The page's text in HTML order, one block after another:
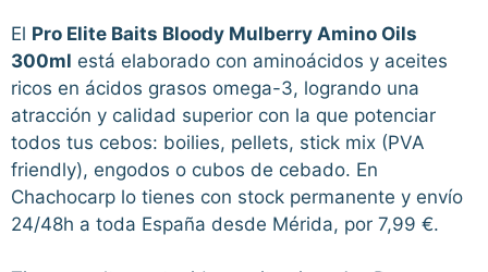
El Pro Elite Baits Bloody Mulberry Amino Oils
300ml está elaborado con aminoácidos y aceites
ricos en ácidos grasos omega-3, logrando una
atracción y calidad superior con la que potenciar
todos tus cebos: boilies, pellets, stick mix (PVA
friendly), engodos o cubos de cebado. En
Chachocarp lo tienes con stock permanente y envío
24/48h a toda España desde Mérida, por 7,99 €.